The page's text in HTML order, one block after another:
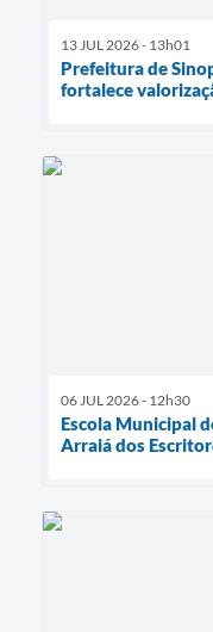
13 JUL 2026 - 13h01
Prefeitura de
fortalece
06 JUL 2026 - 12h30
Escola Municipal
Arraiá dos